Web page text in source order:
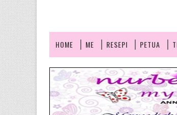
HOME ME RESEPI PETUA